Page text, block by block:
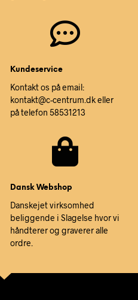
Kundeservice
Kontakt os på email:
kontakt@c-centrum.dk eller
på telefon 58531213
Dansk Webshop
Danskejet virksomhed
beliggende i Slagelse hvor vi
håndterer og graverer alle
ordre.